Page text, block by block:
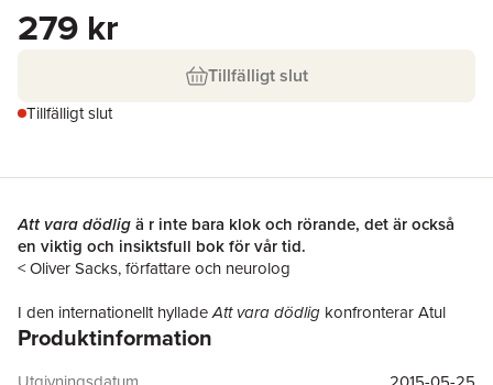
279 kr
Tillfälligt slut
Tillfälligt slut
Att vara dödligä r inte bara klok och rörande, det är också
en viktig och insiktsfull bok för vår tid.
< Oliver Sacks, författare och neurolog
I den internationellt hylladeAtt vara dödlig konfronterar Atul
Gawande, författare och kirurg, det faktum att vi alla en dag ska
Produktinformation